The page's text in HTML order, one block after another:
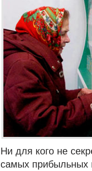
Ни для кого не
самых прибыльных